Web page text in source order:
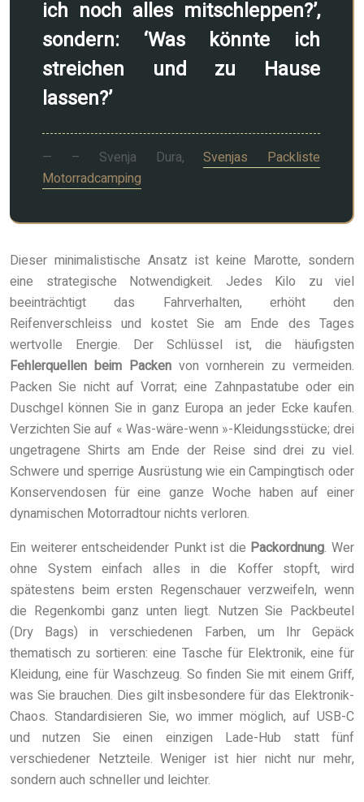
ich noch alles mitschleppen?’,
sondern: ‘Was könnte ich
streichen und zu Hause
lassen?’
– Svenja Dura,Svenjas Packliste
Motorradcamping
Dieser minimalistische Ansatz ist keine Marotte, sondern
eine strategische Notwendigkeit. Jedes Kilo zu viel
beeinträchtigt das Fahrverhalten, erhöht den
Reifenverschleiss und kostet Sie am Ende des Tages
wertvolle Energie. Der Schlüssel ist, die häufigsten
Fehlerquellen beim Packenvon vornherein zu vermeiden.
Packen Sie nicht auf Vorrat; eine Zahnpastatube oder ein
Duschgel können Sie in ganz Europa an jeder Ecke kaufen.
Verzichten Sie auf « Was-wäre-wenn »-Kleidungsstücke; drei
ungetragene Shirts am Ende der Reise sind drei zu viel.
Schwere und sperrige Ausrüstung wie ein Campingtisch oder
Konservendosen für eine ganze Woche haben auf einer
dynamischen Motorradtour nichts verloren.
Ein weiterer entscheidender Punkt ist die Packordnung. Wer
ohne System einfach alles in die Koffer stopft, wird
spätestens beim ersten Regenschauer verzweifeln, wenn
die Regenkombi ganz unten liegt. Nutzen Sie Packbeutel
(Dry Bags) in verschiedenen Farben, um Ihr Gepäck
thematisch zu sortieren: eine Tasche für Elektronik, eine für
Kleidung, eine für Waschzeug. So finden Sie mit einem Griff,
was Sie brauchen. Dies gilt insbesondere für das Elektronik-
Chaos. Standardisieren Sie, wo immer möglich, auf USB-C
und nutzen Sie einen einzigen Lade-Hub statt fünf
verschiedener Netzteile. Weniger ist hier nicht nur mehr,
sondern auch schneller und leichter.